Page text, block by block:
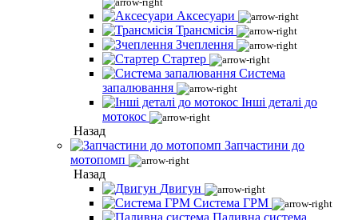
Аксесуари
Трансмісія
Зчеплення
Стартер
Система
запалювання
Інші деталі до
мотокос
Назад
Запчастини до
мотопомп
Назад
Двигун
Система ГРМ
Паливна система